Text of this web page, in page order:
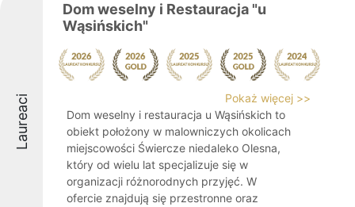
Laureaci
Dom weselny i Restauracja "u
Wąsińskich"
Pokaż więcej >>
Dom weselny i restauracja u Wąsińskich to
obiekt położony w malowniczych okolicach
miejscowości Świercze niedaleko Olesna,
który od wielu lat specjalizuje się w
organizacji różnorodnych przyjęć. W
ofercie znajdują się przestronne oraz